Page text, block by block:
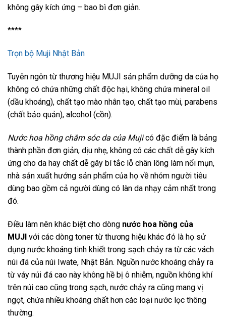
không gây kích ứng – bao bì đơn giản.
****
Trọn bộ Muji Nhật Bản
Tuyên ngôn từ thương hiệu MUJI sản phẩm dưỡng da của họ
không có chứa những chất độc hại, không chứa mineral oil
(dầu khoáng), chất tạo mào nhân tạo, chất tạo mùi, parabens
(chất bảo quản), alcohol (cồn).
Nước hoa hồng chăm sóc da của Mujicó đặc điểm là bảng
thành phần đơn giản, dịu nhẹ, không có các chất dễ gây kích
ứng cho da hay chất dễ gây bí tắc lỗ chân lông làm nổi mụn,
nhà sản xuất hướng sản phẩm của họ về nhóm người tiêu
dùng bao gồm cả người dùng có làn da nhạy cảm nhất trong
đó.
Điều làm nên khác biệt cho dòng nước hoa hồng của
MUJI với các dòng toner từ thương hiệu khác đó là họ sử
dụng nước khoáng tinh khiết trong sạch chảy ra từ các vách
núi đá của núi Iwate, Nhật Bản. Nguồn nước khoáng chảy ra
từ váy núi đá cao này không hề bị ô nhiễm, nguồn không khí
trên núi cao cũng trong sạch, nước chảy ra cũng mang vị
ngọt, chứa nhiều khoáng chất hơn các loại nước lọc thông
thường.